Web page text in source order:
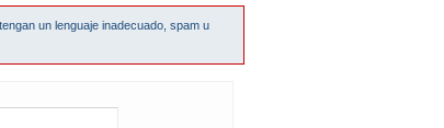
un lenguaje inadecuado, spam u